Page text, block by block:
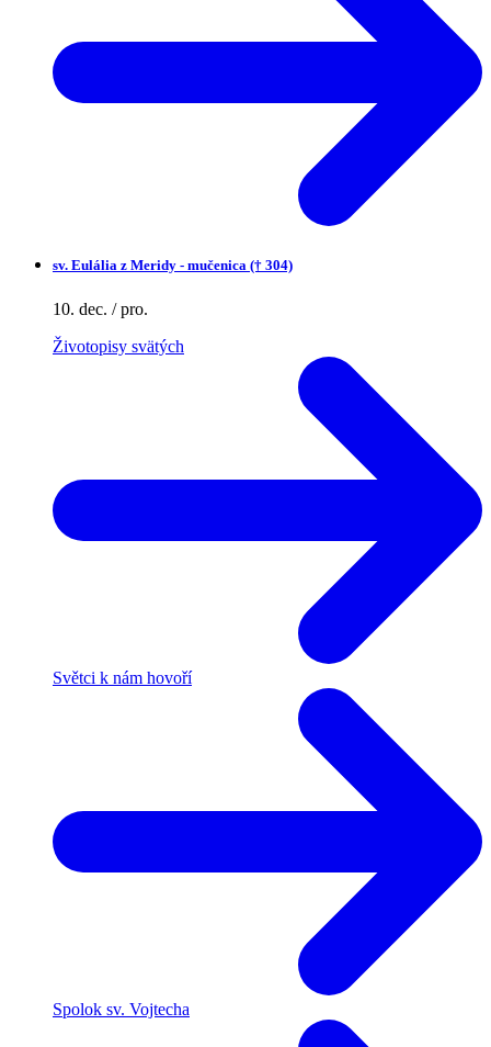
sv. Eulália z Meridy - mučenica († 304)
10. dec. / pro.
Životopisy svätých
Světci k nám hovoří
Spolok sv. Vojtecha